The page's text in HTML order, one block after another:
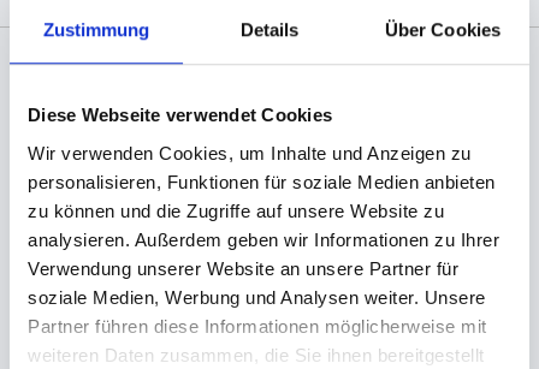
Zustimmung Details Über Cookies
Diese Webseite verwendet Cookies
Wir verwenden Cookies, um Inhalte und Anzeigen zu
personalisieren, Funktionen für soziale Medien anbieten
zu können und die Zugriffe auf unsere Website zu
analysieren. Außerdem geben wir Informationen zu Ihrer
Verwendung unserer Website an unsere Partner für
soziale Medien, Werbung und Analysen weiter. Unsere
Partner führen diese Informationen möglicherweise mit
weiteren Daten zusammen, die Sie ihnen bereitgestellt
Produktsicherheitsverordnung:packpack.de GmbH, Am
Bullhamm 24-26, D-26441 Jever, info@packpack.de
Sie könnten auch an folgenden Artikeln
interessiert sein